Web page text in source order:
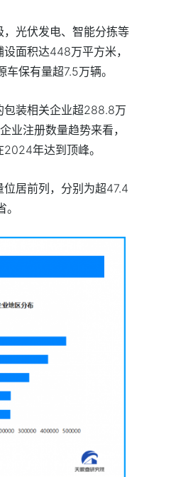
光伏发电、智能分拣等
面积达448万平方米，
保有量超7.5万辆。
包装相关企业超288.8万
注册数量趋势来看，
年达到顶峰。
居前列，分别为超47.4